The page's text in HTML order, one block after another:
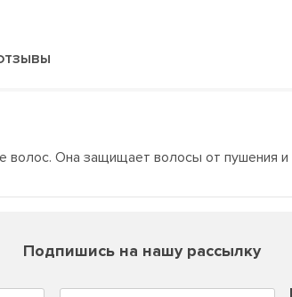
волос. Она защищает волосы от пушения и
Подпишись на нашу рассылку